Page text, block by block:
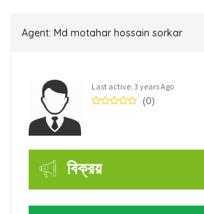
Agent: Md motahar hossain sorkar
Last active: 3 years Ago
(0)
বিক্রয়